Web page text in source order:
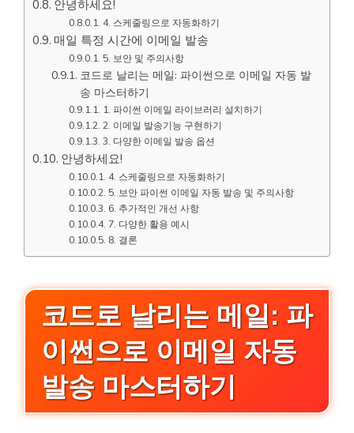
안녕하세요!
4. 스케줄링으로 자동화하기
매일 특정 시간에 이메일 발송
5. 보안 및 주의사항
코드로 날리는 메일: 파이썬으로 이메일 자동 발
송 마스터하기
1. 파이썬 이메일 라이브러리 설치하기
2. 이메일 발송기능 구현하기
3. 다양한 이메일 발송 옵션
안녕하세요!
4. 스케줄링으로 자동화하기
5. 보안 파이썬 이메일 자동 발송 및 주의사항
6. 추가적인 개선 사항
7. 다양한 활용 예시
8. 결론
코드로 날리는 메일: 파
이썬으로 이메일 자동
발송 마스터하기